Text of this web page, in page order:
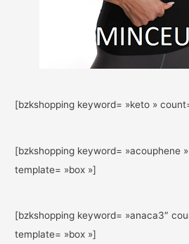
[bzkshopping keyword= »keto »
[bzkshopping keyword= »acouphene »
template= »box »]
[bzkshopping keyword= »anaca3″
template= »box »]